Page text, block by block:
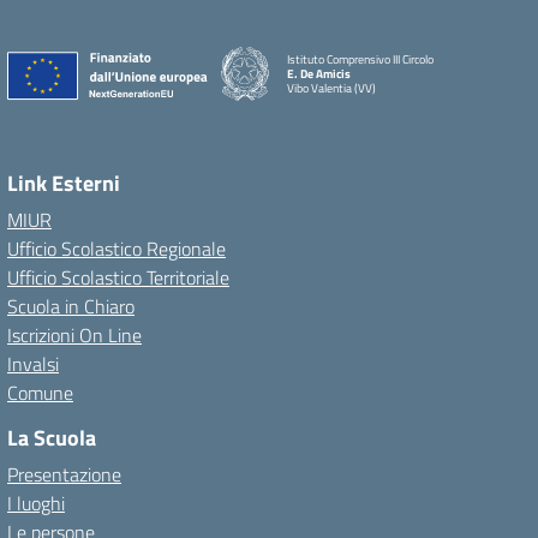
Istituto Comprensivo III Circolo
E. De Amicis
Vibo Valentia (VV)
Link Esterni
MIUR
Ufficio Scolastico Regionale
Ufficio Scolastico Territoriale
Scuola in Chiaro
Iscrizioni On Line
Invalsi
Comune
La Scuola
Presentazione
I luoghi
Le persone